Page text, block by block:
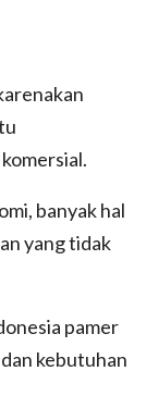
banyak hal
yang tidak
pamer
kebutuhan